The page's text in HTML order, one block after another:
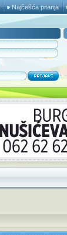
Najčešća pitanja